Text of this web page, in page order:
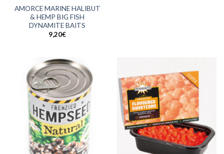
AMORCE MARINE HALIBUT
& HEMP BIG FISH
DYNAMITE BAITS
9,20€